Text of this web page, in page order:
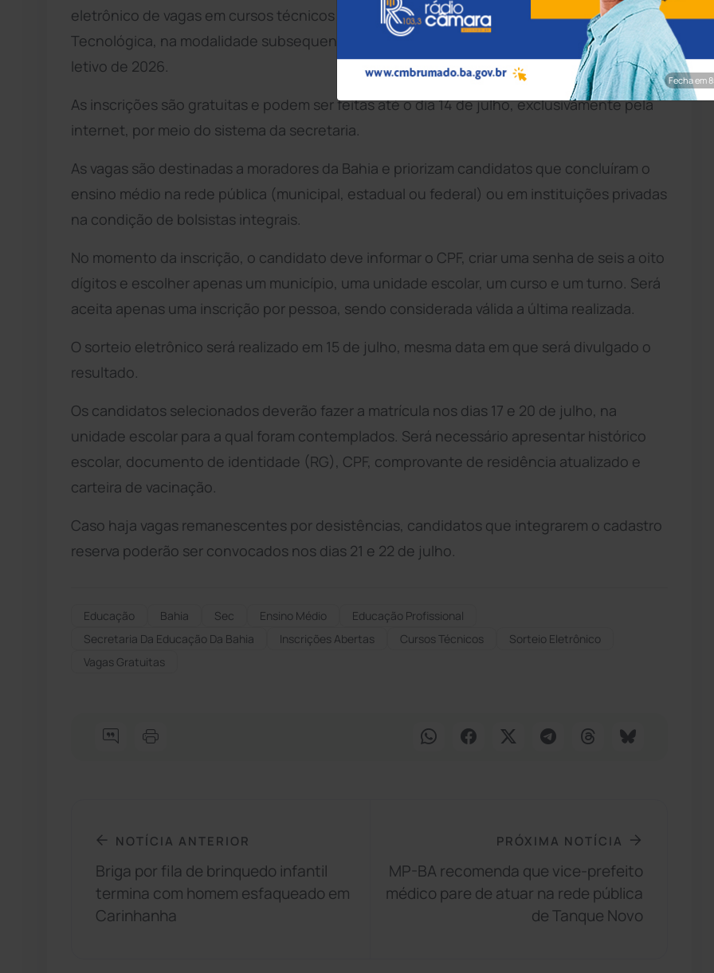
eletrônico de vagas em cursos técnicos de nível médio daEducação
Profissional e
Tecnológica, na modalidade subsequente ao ensino médio, para o segundo semestre
letivo de 2026.
As inscrições são gratuitas e podem ser feitas até o dia 14 de julho, exclusivamente pela
internet, por meio do sistema da secretaria.
As vagas são destinadas a moradores da Bahia e priorizam candidatos que concluíram o
ensino médio na rede pública (municipal, estadual ou federal) ou em instituições privadas
na condição de bolsistas integrais.
No momento da inscrição, o candidato deve informar o CPF, criar uma senha de seis a oito
dígitos e escolher apenas um município, uma unidade escolar, um curso e um turno. Será
aceita apenas uma inscrição por pessoa, sendo considerada válida a última realizada.
O sorteio eletrônico será realizado em 15 de julho, mesma data em que será divulgado o
resultado.
Os candidatos selecionados deverão fazer a matrícula nos dias 17 e 20 de julho, na
unidade escolar para a qual foram contemplados. Será necessário apresentar histórico
escolar, documento de identidade (RG), CPF, comprovante de residência atualizado e
carteira de vacinação.
Caso haja vagas remanescentes por desistências, candidatos que integrarem o cadastro
reserva poderão ser convocados nos dias 21 e 22 de julho.
Educação Bahia Sec Ensino Médio
Educação Profissional
Secretaria Da Educação Da Bahia
Inscrições Abertas Cursos Técnicos
Sorteio Eletrônico
Vagas Gratuitas
NOTÍCIA ANTERIOR
Briga por fila de brinquedo infantil
termina com homem esfaqueado em
Carinhanha
PRÓXIMA NOTÍCIA
MP-BA recomenda que vice-prefeito
médico pare de atuar na rede pública
de Tanque Novo
Fecha em